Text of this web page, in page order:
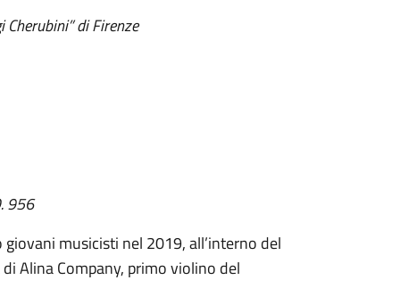
di Firenze
956
musicisti nel 2019, all’interno del
Alina Company, primo violino del